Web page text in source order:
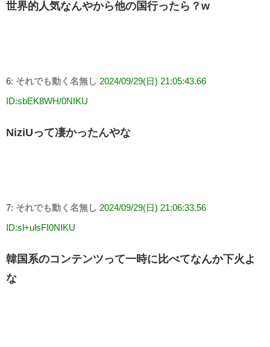
世界的人気なんやから他の国行ったら？w
6: それでも動く名無し 2024/09/29(日) 21:05:43.66
ID:sbEK8WH/0NIKU
NiziUって凄かったんやな
7: それでも動く名無し 2024/09/29(日) 21:06:33.56
ID:sl+ulsFI0NIKU
韓国系のコンテンツって一時に比べてなんか下火よ
な